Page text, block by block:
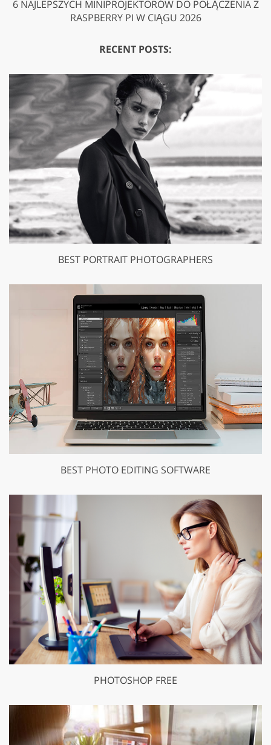
6 NAJLEPSZYCH MINIPROJEKTORÓW DO POŁĄCZENIA Z
RASPBERRY PI W CIĄGU 2026
RECENT POSTS:
BEST PORTRAIT PHOTOGRAPHERS
BEST PHOTO EDITING SOFTWARE
PHOTOSHOP FREE